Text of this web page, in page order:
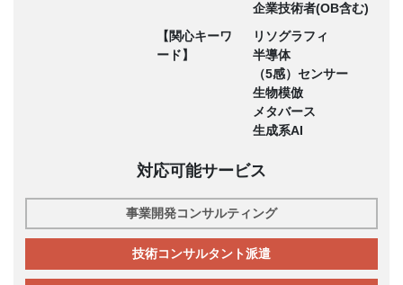
企業技術者(OB含む)
【関心キーワ
ード】
リソグラフィ
半導体
（5感）センサー
生物模倣
メタバース
生成系AI
対応可能サービス
事業開発コンサルティング
技術コンサルタント派遣